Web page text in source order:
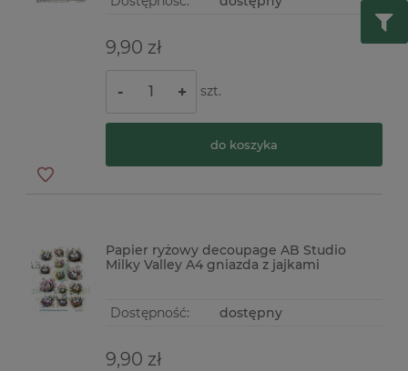
9,90 zł
- + szt.
do koszyka
Papier ryżowy decoupage AB Studio
Milky Valley A4 gniazda z jajkami
Dostępność: dostępny
9,90 zł